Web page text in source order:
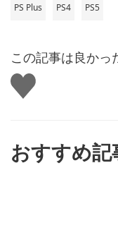
PS Plus PS4 PS5
この記事は良かっ
い
い
おすすめ記